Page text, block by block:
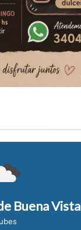
Buena Vista